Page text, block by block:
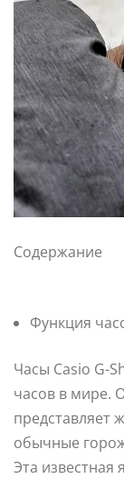
Содержание
Функция
Часы Casio G-
часов в мире.
представляет
обычные
Эта известная